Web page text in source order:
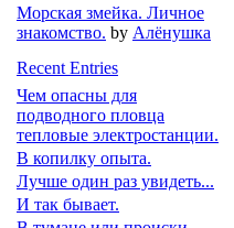
Морская змейка. Личное
знакомство. by Алёнушка
Recent Entries
Чем опасны для
подводного пловца
тепловые электростанции.
В копилку опыта.
Лучше один раз увидеть...
И так бывает.